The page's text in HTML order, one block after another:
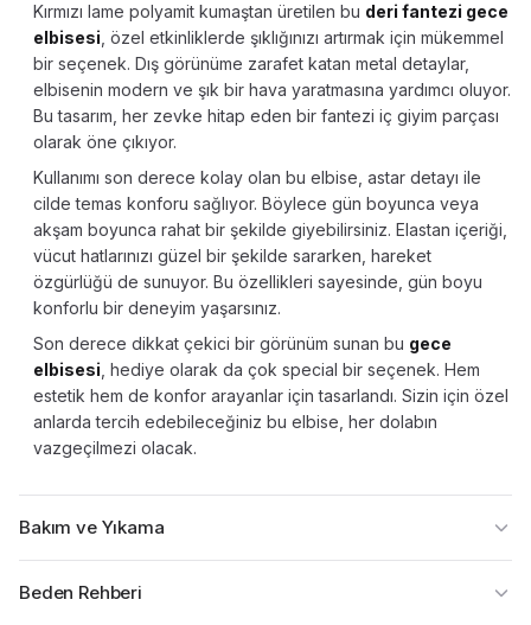
Kırmızı lame polyamit kumaştan üretilen bu deri fantezi gece
elbisesi , özel etkinliklerde şıklığınızı artırmak için mükemmel
bir seçenek. Dış görünüme zarafet katan metal detaylar,
elbisenin modern ve şık bir hava yaratmasına yardımcı oluyor.
Bu tasarım, her zevke hitap eden bir fantezi iç giyim parçası
olarak öne çıkıyor.
Kullanımı son derece kolay olan bu elbise, astar detayı ile
cilde temas konforu sağlıyor. Böylece gün boyunca veya
akşam boyunca rahat bir şekilde giyebilirsiniz. Elastan içeriği,
vücut hatlarınızı güzel bir şekilde sararken, hareket
özgürlüğü de sunuyor. Bu özellikleri sayesinde, gün boyu
konforlu bir deneyim yaşarsınız.
Son derece dikkat çekici bir görünüm sunan bu gece
elbisesi , hediye olarak da çok special bir seçenek. Hem
estetik hem de konfor arayanlar için tasarlandı. Sizin için özel
anlarda tercih edebileceğiniz bu elbise, her dolabın
vazgeçilmezi olacak.
Bakım ve Yıkama
Beden Rehberi